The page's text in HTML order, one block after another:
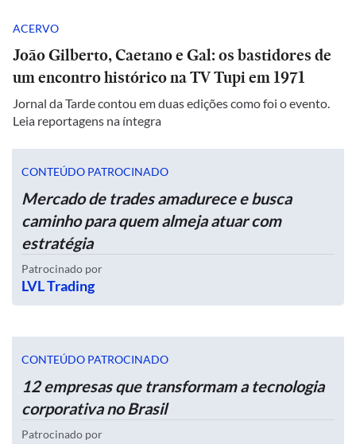
ACERVO
João Gilberto, Caetano e Gal: os bastidores de
um encontro histórico na TV Tupi em 1971
Jornal da Tarde contou em duas edições como foi o evento.
Leia reportagens na íntegra
CONTEÚDO PATROCINADO
Mercado de trades amadurece e busca
caminho para quem almeja atuar com
estratégia
Patrocinado por
LVL Trading
CONTEÚDO PATROCINADO
12 empresas que transformam a tecnologia
corporativa no Brasil
Patrocinado por